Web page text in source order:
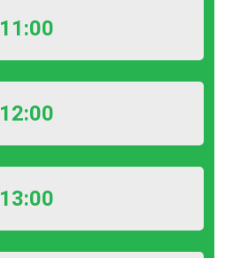
11:00
12:00
13:00